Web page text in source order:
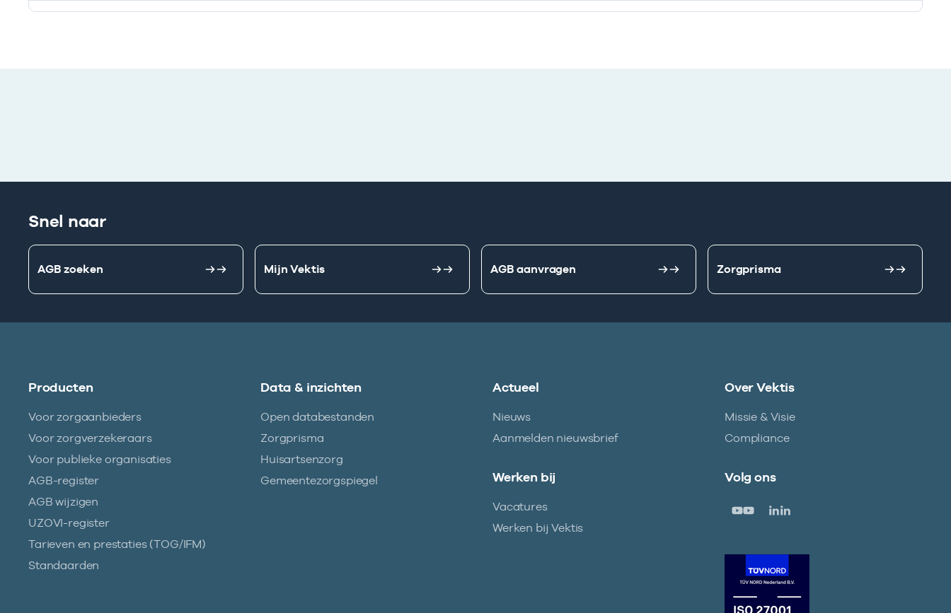
Ik heb een arbeidsrelatie met
Snel naar
AGB zoeken Mijn Vektis AGB aanvragen Zorgprisma
Producten
Voor zorgaanbieders
Voor zorgverzekeraars
Voor publieke organisaties
AGB-register
AGB wijzigen
UZOVI-register
Tarieven en prestaties (TOG/IFM)
Standaarden
Data & inzichten
Open databestanden
Zorgprisma
Huisartsenzorg
Gemeentezorgspiegel
Actueel
Nieuws
Aanmelden nieuwsbrief
Over Vektis
Missie & Visie
Compliance
Werken bij
Vacatures
Werken bij Vektis
Volg ons